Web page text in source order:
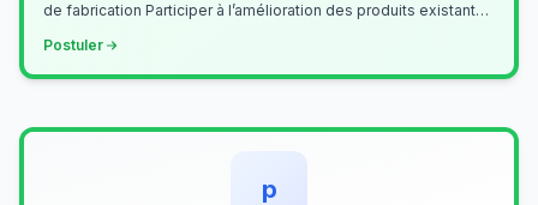
de fabrication Participer à l’amélioration des produits existants
Postuler
p